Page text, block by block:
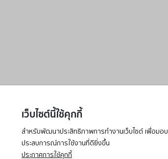
เว็บไซต์นี้ใช้คุกกี้
สำหรับพัฒนาประสิทธิภาพการทำงานเว็บไซต์ เพื่อมอบ
ประสบการณ์การใช้งานที่ดียิ่งขึ้น
ประกาศการใช้คุกกี้
has occurred while loading